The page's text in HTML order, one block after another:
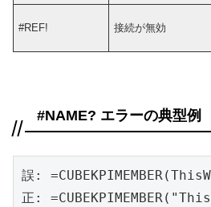
#REF! 接続が無効
#NAME? エラーの典型例
誤:
正: